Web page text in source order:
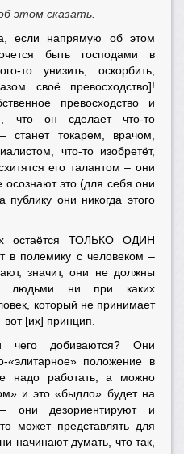
этом сказать.
если напрямую об этом
быть господами в
то унизить, оскорбить,
своё превосходство]!
превосходство и
что он сделает что-то
токарем, врачом,
что-то изобретёт,
его талантом – они
осознают это (для себя они
публику они никогда этого
остаётся ТОЛЬКО ОДИН
в полемику с человеком –
значит, они не должны
людьми ни при каких
который не принимает
[их] принцип.
добиваются? Они
«элитарное»положение в
надо работать, а можно
»и это«быдло» будет на
они дезориентируют и
может представлять для
начинают думать, что так,